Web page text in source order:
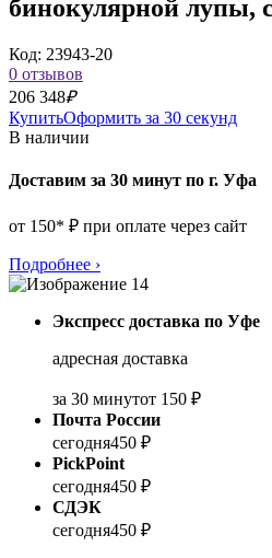
бинокулярной лупы,
Код: 23943-20
0 отзывов
206 348₽
КупитьОформить за 30 секунд
В наличии
Доставим за 30 минут по г. Уфа
от 150* ₽ при оплате через сайт
Подробнее ›
Экспресс доставка по Уфе
адресная доставка
за 30 минутот 150 ₽
Почта России
сегодня450 ₽
PickPoint
сегодня450 ₽
СДЭК
сегодня450 ₽